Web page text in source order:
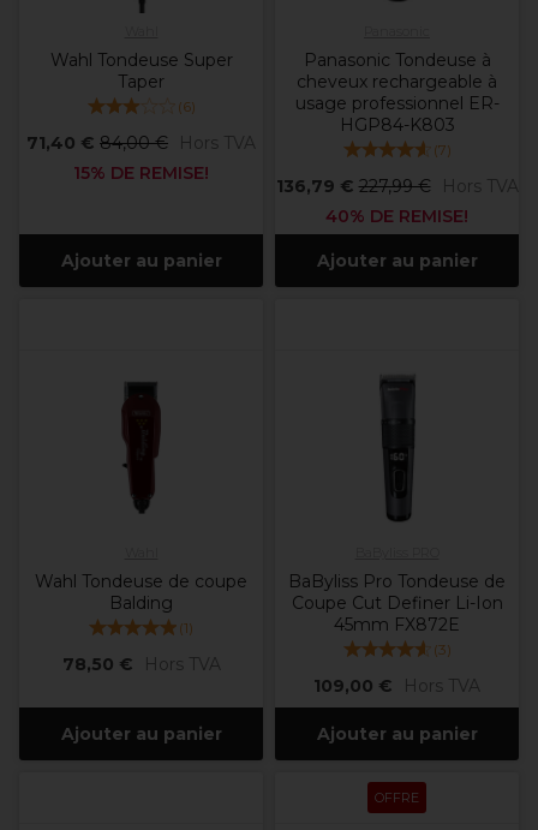
Wahl Tondeuse Super
Taper
(6)
71,40 € 84,00 €
Hors TVA
15% DE REMISE!
Ajouter au panier
Panasonic Tondeuse à
cheveux rechargeable à
usage professionnel ER-
HGP84-K803
(7)
136,79 € 227,99 €
Hors TVA
40% DE REMISE!
Ajouter au panier
Wahl Tondeuse de coupe
Balding
(1)
78,50 € Hors TVA
Ajouter au panier
BaByliss Pro Tondeuse de
Coupe Cut Definer Li-Ion
45mm FX872E
(3)
109,00 € Hors TVA
Ajouter au panier
OFFRE